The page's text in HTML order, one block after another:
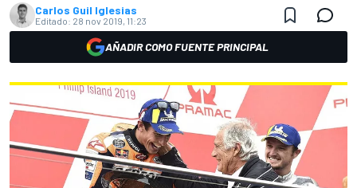
Carlos Guil Iglesias
Editado: 28 nov 2019, 11:23
AÑADIR COMO FUENTE PRINCIPAL